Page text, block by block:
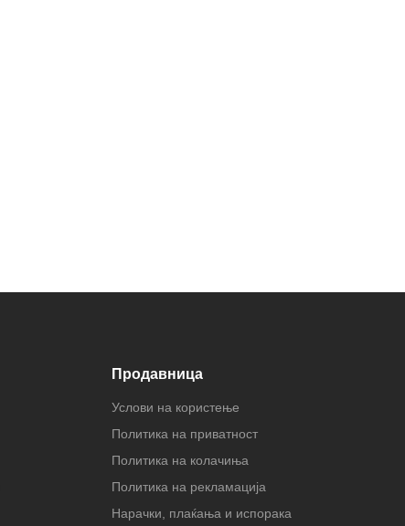
Продавница
Услови на користење
Политика на приватност
Политика на колачиња
Политика на рекламација
Нарачки, плаќања и испорака